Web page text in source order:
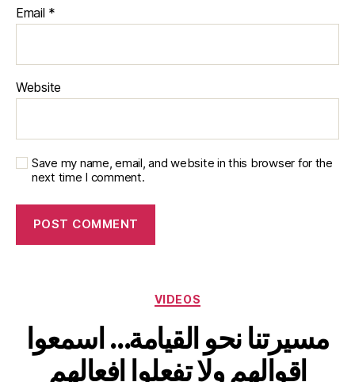
Email *
Website
Save my name, email, and website in this browser for the
next time I comment.
Categories
VIDEOS
مسيرتنا نحو القيامة… اسمعوا
اقوالهم ولا تفعلوا افعالهم